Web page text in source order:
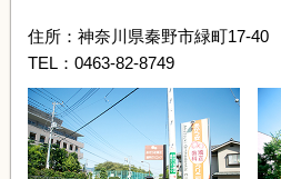
住所：神奈川県秦野市緑町17-40
TEL：0463-82-8749